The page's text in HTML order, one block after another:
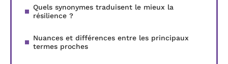
Quels synonymes traduisent le mieux la
résilience ?
Nuances et différences entre les principaux
termes proches